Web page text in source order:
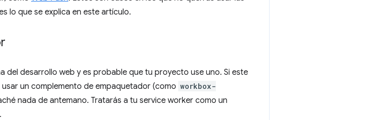
lo que se explica en este artículo.
del desarrollo web y es probable que tu proyecto use uno. Si este
un complemento de empaquetador (como workbox-
nada de antemano. Tratarás a tu service worker como un